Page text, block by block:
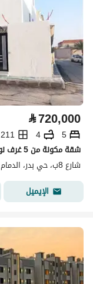
⃁720,000
5
4
211 م2
شقة مكونة من 5 غرف نوم للبيع في بدر، الدمام
شارع 8ب، حي بدر، الدمام
الإيميل